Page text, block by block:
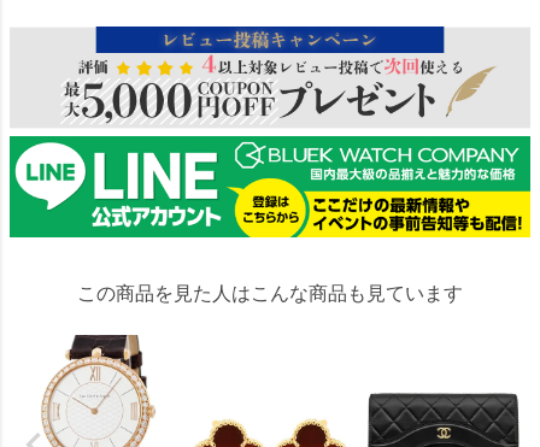
この商品を見た人はこんな商品も見ています